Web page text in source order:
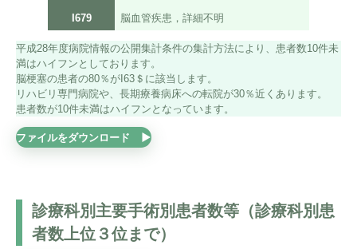
I679 脳血管疾患，詳細不明
平成28年度病院情報の公開集計条件の集計方法により、患者数10件未
満はハイフンとしております。
脳梗塞の患者の80％がI63＄に該当します。
リハビリ専門病院や、長期療養病床への転院が30％近くあります。
患者数が10件未満はハイフンとなっています。
ファイルをダウンロード
診療科別主要手術別患者数等（診療科別患
者数上位３位まで）